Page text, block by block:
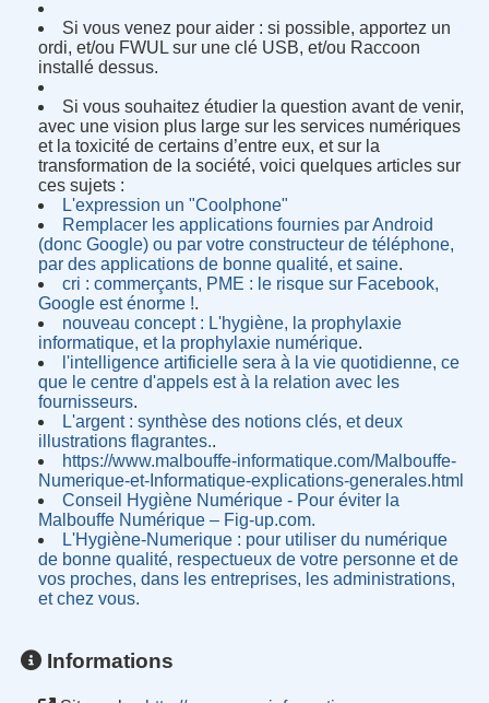
Si vous venez pour aider : si possible, apportez un
ordi, et/ou FWUL sur une clé USB, et/ou Raccoon
installé dessus.
Si vous souhaitez étudier la question avant de venir,
avec une vision plus large sur les services numériques
et la toxicité de certains d’entre eux, et sur la
transformation de la société, voici quelques articles sur
ces sujets :
L'expression un "Coolphone"
Remplacer les applications fournies par Android
(donc Google) ou par votre constructeur de téléphone,
par des applications de bonne qualité, et saine.
cri : commerçants, PME : le risque sur Facebook,
Google est énorme !.
nouveau concept : L'hygiène, la prophylaxie
informatique, et la prophylaxie numérique.
l'intelligence artificielle sera à la vie quotidienne, ce
que le centre d'appels est à la relation avec les
fournisseurs.
L'argent : synthèse des notions clés, et deux
illustrations flagrantes..
https://www.malbouffe-informatique.com/Malbouffe-
Numerique-et-Informatique-explications-generales.html
Conseil Hygiène Numérique - Pour éviter la
Malbouffe Numérique – Fig-up.com.
L'Hygiène-Numerique : pour utiliser du numérique
de bonne qualité, respectueux de votre personne et de
vos proches, dans les entreprises, les administrations,
et chez vous.
Informations